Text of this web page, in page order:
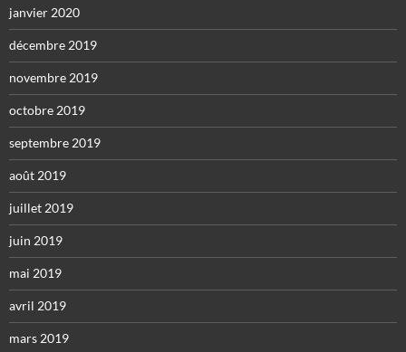
janvier 2020
décembre 2019
novembre 2019
octobre 2019
septembre 2019
août 2019
juillet 2019
juin 2019
mai 2019
avril 2019
mars 2019